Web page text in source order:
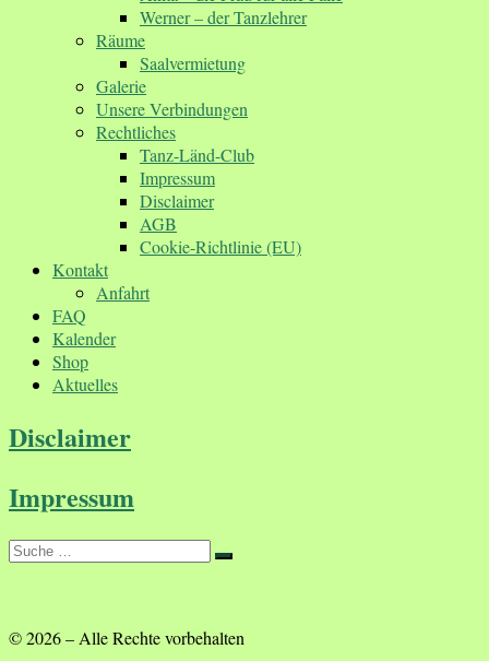
Werner – der Tanzlehrer
Räume
Saalvermietung
Galerie
Unsere Verbindungen
Rechtliches
Tanz-Länd-Club
Impressum
Disclaimer
AGB
Cookie-Richtlinie (EU)
Kontakt
Anfahrt
FAQ
Kalender
Shop
Aktuelles
Disclaimer
Impressum
Suche
Suche
© 2026– Alle Rechte vorbehalten